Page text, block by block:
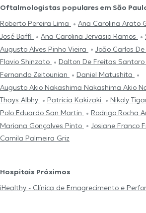
Oftalmologistas populares em São
Roberto Pereira Lima
Ana Carolina Arato
José Baffi
Ana Carolina Jervasio Ramos
Augusto Alves Pinho Vieira
João Carlos
Flavio Shinzato
Dalton De Freitas Santoro
Fernando Zeitounian
Daniel Matushita
Augusto Akio Nakashima Nakashima Akio
Thays Albhy
Patricia Kakizaki
Nikoly
Polo Eduardo San Martin
Rodrigo Rocha
Mariana Gonçalves Pinto
Josiane Franco
Camila Palmeira Griz
Hospitais Próximos
iHealthy - Clínica de Emagrecimento e